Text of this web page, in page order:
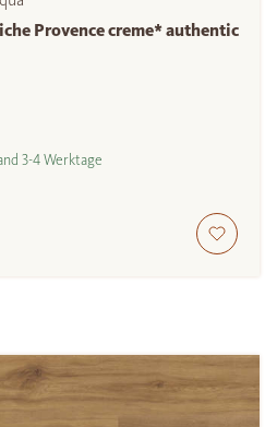
Provence creme* authentic
3-4 Werktage